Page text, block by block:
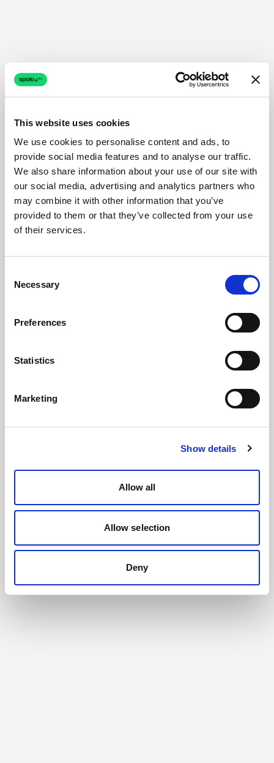
This website uses cookies
We use cookies to personalise content and ads, to
provide social media features and to analyse our traffic.
We also share information about your use of our site with
our social media, advertising and analytics partners who
may combine it with other information that you’ve
provided to them or that they’ve collected from your use
of their services.
Selection
Necessary
Preferences
Statistics
Marketing
Show details
Allow all
Allow selection
Deny